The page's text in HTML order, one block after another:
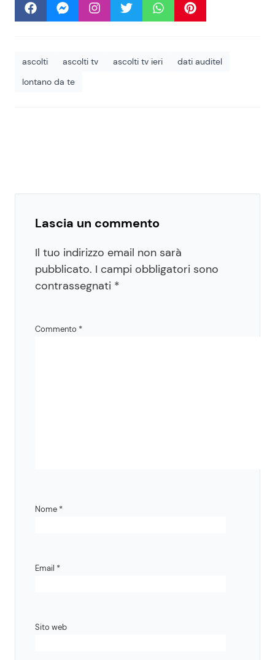
ascolti ascolti tv ascolti tv ieri
dati auditel
lontano da te
Lascia un commento
Il tuo indirizzo email non sarà
pubblicato. I campi obbligatori sono
contrassegnati *
Commento *
Nome *
Email *
Sito web